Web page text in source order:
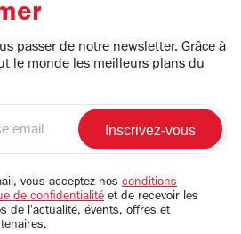
passer de notre newsletter. Grâce à
le monde les meilleurs plans du
vous acceptez nos conditions
de confidentialité et de recevoir les
de l'actualité, évents, offres et